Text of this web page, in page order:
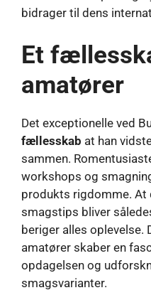
bidrager til dens
Et
amatører
Det exceptionelle ved
fællesskab at han
sammen.
workshops og
produkts rigdomme.
smagstips bliver
beriger alles oplevelse.
amatører skaber en
opdagelsen og
smagsvarianter.